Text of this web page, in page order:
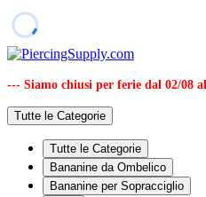
--- Siamo chiusi per ferie dal 02/08
Tutte le Categorie
Tutte le Categorie
Bananine da Ombelico
Bananine per Sopracciglio